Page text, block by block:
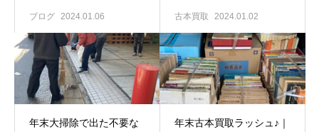
揚羽堂
ブログ 2024.01.06
書窟揚羽堂
古本買取 2024.01.02
年末大掃除で出た不要な
年末古本買取ラッシュ♪｜